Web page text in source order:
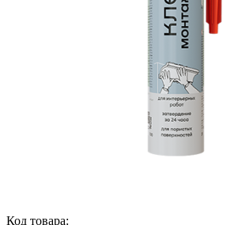
Код товара: